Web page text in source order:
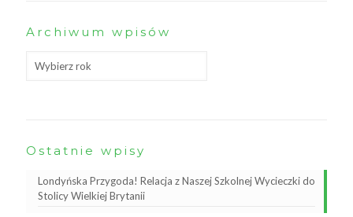
Archiwum wpisów
Ostatnie wpisy
Londyńska Przygoda! Relacja z Naszej Szkolnej Wycieczki do
Stolicy Wielkiej Brytanii